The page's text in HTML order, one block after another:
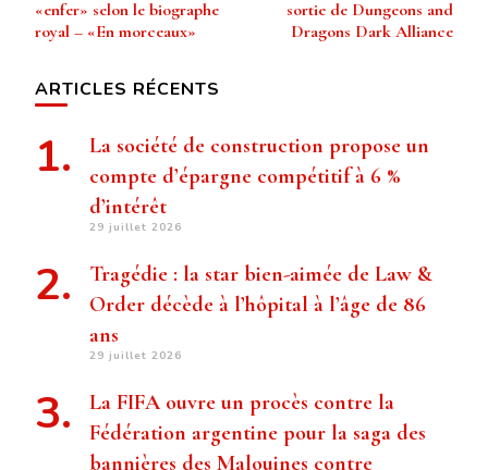
«enfer» selon le biographe
royal – «En morceaux»
sortie de Dungeons and
Dragons Dark Alliance
ARTICLES RÉCENTS
La société de construction propose un
compte d’épargne compétitif à 6 %
d’intérêt
29 juillet 2026
Tragédie : la star bien-aimée de Law &
Order décède à l’hôpital à l’âge de 86
ans
29 juillet 2026
La FIFA ouvre un procès contre la
Fédération argentine pour la saga des
bannières des Malouines contre